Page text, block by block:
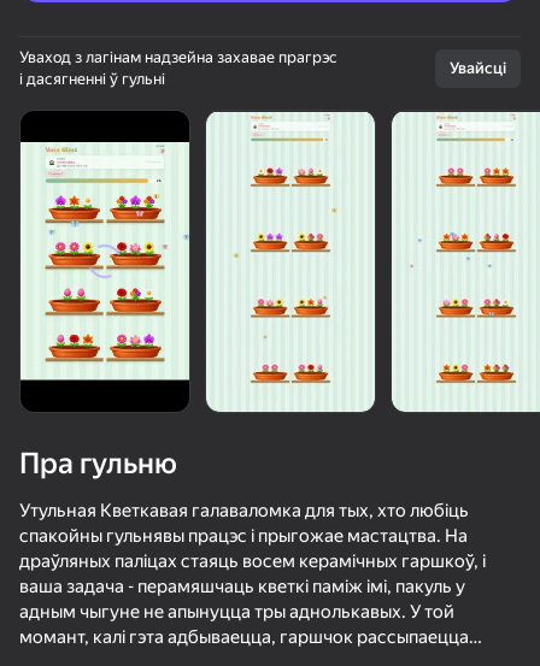
Apple Worm
36
Тап-баскет: Забивай в кольцо!
28
Плинко Кликер
58
Шары
Уваход з лагінам надзейна захавае прагрэс
і дасягненні ў гульні
Увайсці
Пра гульню
Утульная Кветкавая галаваломка для тых, хто любіць
спакойны гульнявы працэс і прыгожае мастацтва. На
драўляных паліцах стаяць восем керамічных гаршкоў, і
ваша задача - перамяшчаць кветкі паміж імі, пакуль у
адным чыгуне не апынуцца тры аднолькавых. У той
момант, калі гэта адбываецца, гаршчок рассыпаецца